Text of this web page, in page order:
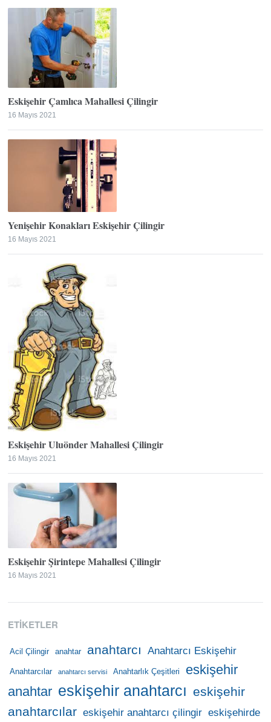
Eskişehir Çamlıca Mahallesi Çilingir
16 Mayıs 2021
Yenişehir Konakları Eskişehir Çilingir
16 Mayıs 2021
Eskişehir Uluönder Mahallesi Çilingir
16 Mayıs 2021
Eskişehir Şirintepe Mahallesi Çilingir
16 Mayıs 2021
ETIKETLER
Acil Çilingir anahtar anahtarcı Anahtarcı Eskişehir
Anahtarcılar anahtarcı servisi Anahtarlık Çeşitleri
eskişehir
anahtar eskişehir anahtarcı eskişehir
anahtarcılar eskişehir anahtarcı çilingir eskişehirde